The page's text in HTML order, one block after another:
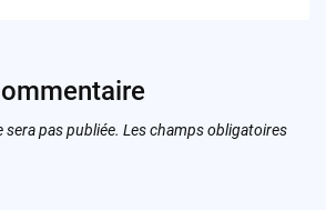
sera pas publiée. Les champs obligatoires